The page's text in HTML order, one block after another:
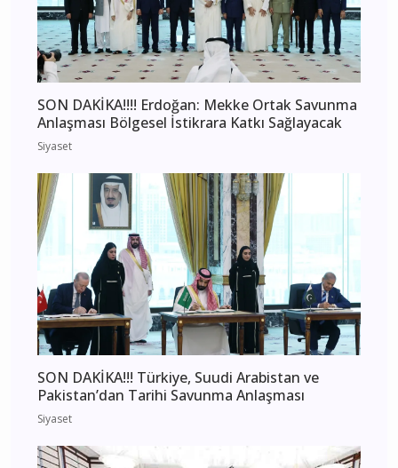
SON DAKİKA!!!! Erdoğan: Mekke Ortak Savunma
Anlaşması Bölgesel İstikrara Katkı Sağlayacak
Siyaset
SON DAKİKA!!! Türkiye, Suudi Arabistan ve
Pakistan’dan Tarihi Savunma Anlaşması
Siyaset